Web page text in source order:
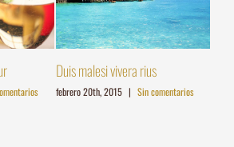
Duis malesi vivera rius
febrero 20th, 2015 Sin comentarios